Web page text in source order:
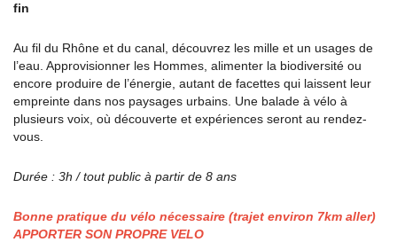
fin
Au fil du Rhône et du canal, découvrez les mille et un usages de
l’eau. Approvisionner les Hommes, alimenter la biodiversité ou
encore produire de l’énergie, autant de facettes qui laissent leur
empreinte dans nos paysages urbains. Une balade à vélo à
plusieurs voix, où découverte et expériences seront au rendez-
vous.
Durée : 3h / tout public à partir de 8 ans
Bonne pratique du vélo nécessaire (trajet environ 7km aller)
APPORTER SON PROPRE VELO